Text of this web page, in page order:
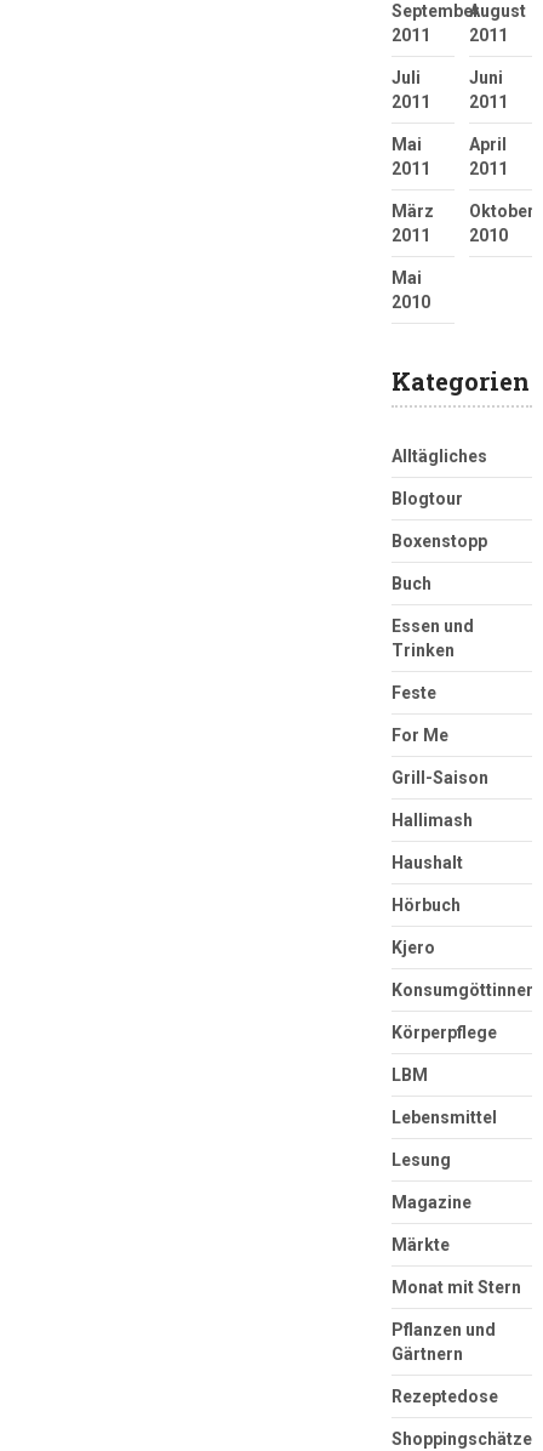
September
2011
August
2011
Juli
2011
Juni
2011
Mai
2011
April
2011
März
2011
Oktober
2010
Mai
2010
Kategorien
Alltägliches
Blogtour
Boxenstopp
Buch
Essen und
Trinken
Feste
For Me
Grill-Saison
Hallimash
Haushalt
Hörbuch
Kjero
Konsumgöttinnen
Körperpflege
LBM
Lebensmittel
Lesung
Magazine
Märkte
Monat mit Stern
Pflanzen und
Gärtnern
Rezeptedose
Shoppingschätze